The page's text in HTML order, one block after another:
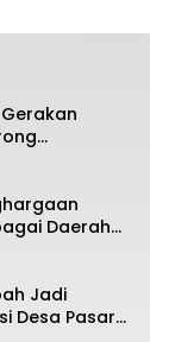
dan Tuntas
Daerah
Jadi
Desa Pasar